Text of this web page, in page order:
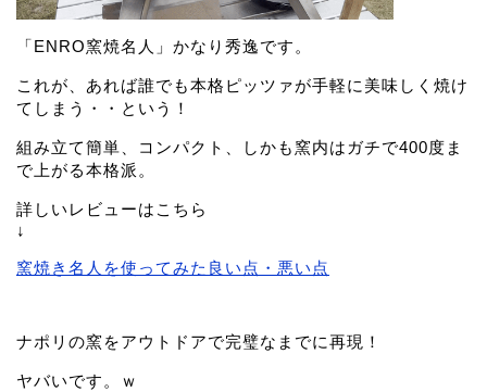
「ENRO窯焼名人」かなり秀逸です。
これが、あれば誰でも本格ピッツァが手軽に美味しく焼け
てしまう・・という！
組み立て簡単、コンパクト、しかも窯内はガチで400度ま
で上がる本格派。
詳しいレビューはこちら
↓
窯焼き名人を使ってみた良い点・悪い点
ナポリの窯をアウトドアで完璧なまでに再現！
ヤバいです。ｗ